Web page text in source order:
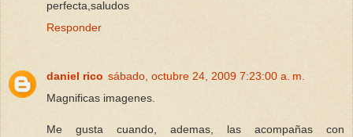
perfecta,saludos
Responder
daniel rico sábado, octubre 24, 2009 7:23:00 a. m.
Magnificas imagenes.
Me gusta cuando, ademas, las acompañas con